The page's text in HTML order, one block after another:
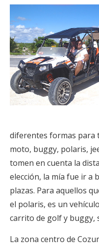
diferentes formas para
moto, buggy, polaris,
tomen en cuenta la
elección, la mía fue ir a
plazas. Para aquellos
el polaris, es un
carrito de golf y buggy,
La zona centro de